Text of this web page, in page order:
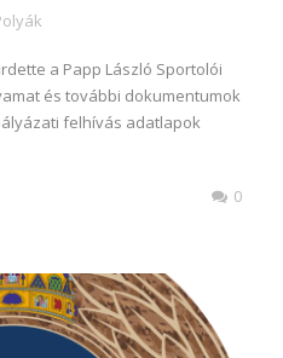
a Papp László Sportolói
és további dokumentumok
felhívás adatlapok
0